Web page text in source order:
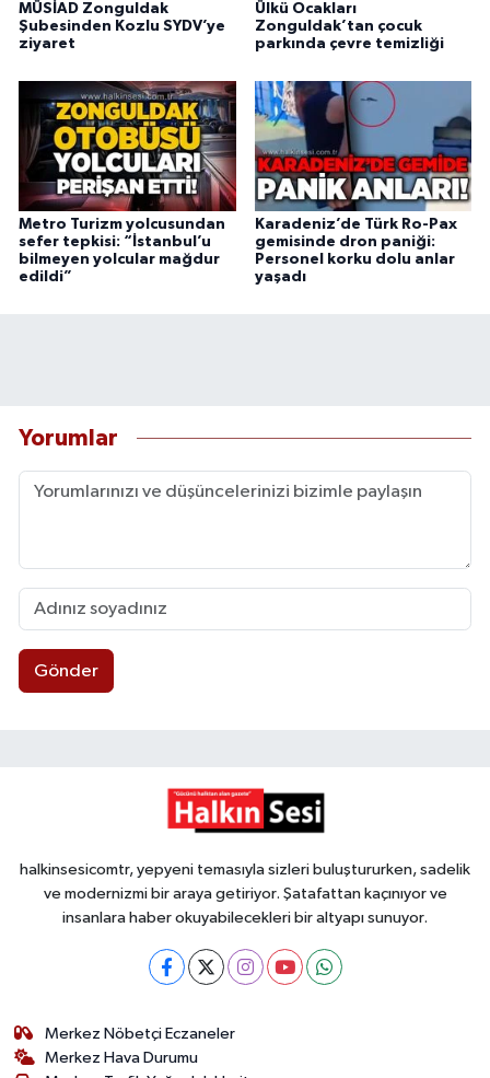
MÜSİAD Zonguldak
Şubesinden Kozlu SYDV’ye
ziyaret
Ülkü Ocakları
Zonguldak’tan çocuk
parkında çevre temizliği
Metro Turizm yolcusundan
sefer tepkisi: “İstanbul’u
bilmeyen yolcular mağdur
edildi”
Karadeniz’de Türk Ro-Pax
gemisinde dron paniği:
Personel korku dolu anlar
yaşadı
Yorumlar
Gönder
halkinsesicomtr, yepyeni temasıyla sizleri buluştururken, sadelik
ve modernizmi bir araya getiriyor. Şatafattan kaçınıyor ve
insanlara haber okuyabilecekleri bir altyapı sunuyor.
Merkez Nöbetçi Eczaneler
Merkez Hava Durumu